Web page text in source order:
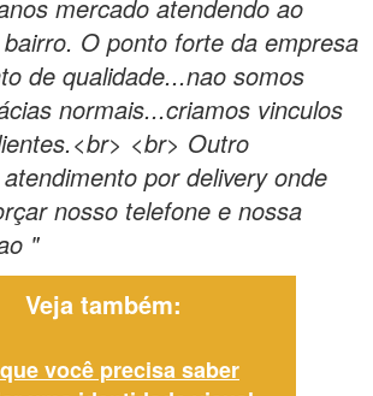
mercado atendendo ao
O ponto forte da empresa
de qualidade...nao somos
normais...criamos vinculos
<br> Outro
por delivery onde
nosso telefone e nossa
"
Veja também:
você precisa saber